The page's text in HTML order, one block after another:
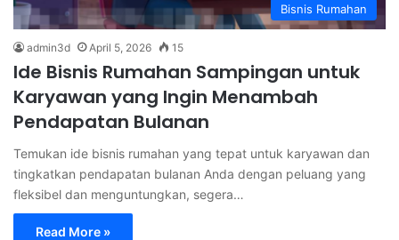
Bisnis Rumahan
admin3d April 5, 2026 15
Ide Bisnis Rumahan Sampingan untuk
Karyawan yang Ingin Menambah
Pendapatan Bulanan
Temukan ide bisnis rumahan yang tepat untuk karyawan dan
tingkatkan pendapatan bulanan Anda dengan peluang yang
fleksibel dan menguntungkan, segera…
Read More »